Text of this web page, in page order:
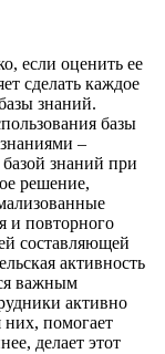
если оценить ее
сделать каждое
знаний.
базы
–
знаний при
решение,
и повторного
составляющей
активность
важным
активно
них, помогает
делает этот